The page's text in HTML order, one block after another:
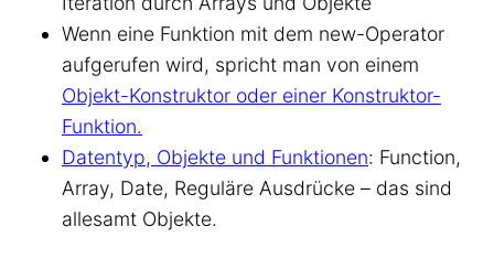
Wenn eine Funktion mit dem new-Operator
aufgerufen wird, spricht man von einem
Objekt-Konstruktor oder einer Konstruktor-
Funktion.
Datentyp, Objekte und Funktionen: Function,
Array, Date, Reguläre Ausdrücke – das sind
allesamt Objekte.